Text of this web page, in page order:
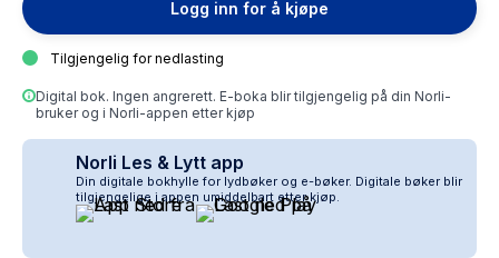
Logg inn for å kjøpe
Tilgjengelig for nedlasting
Digital bok. Ingen angrerett. E-boka blir tilgjengelig på din Norli-
bruker og i Norli-appen etter kjøp
Norli Les & Lytt app
Din digitale bokhylle for lydbøker og e-bøker. Digitale bøker blir
tilgjengelige i appen umiddelbart etter kjøp.